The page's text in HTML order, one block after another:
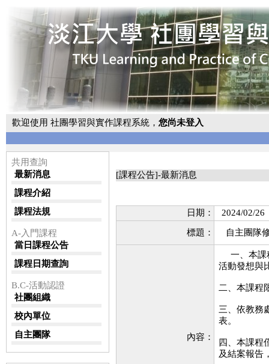
歡迎使用 社團學習與實作課程系統， 您尚未登入
共用查詢
最新消息
課程介紹
課程法規
A-入門課程
當日課程公告
課程日期查詢
B.C-活動認證
社團組織
校內單位
自主團隊
[課程公告]-最新消息
日期： 2024/02/26
標題： 自主團隊
內容：
一、本課
活動發想與
二、本課程
三、依教務
表。
四、本課程
及結案報告